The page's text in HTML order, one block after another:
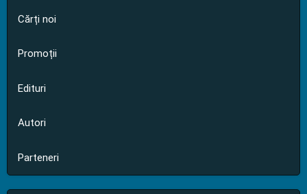
Cărți noi
Promoții
Edituri
Autori
Parteneri